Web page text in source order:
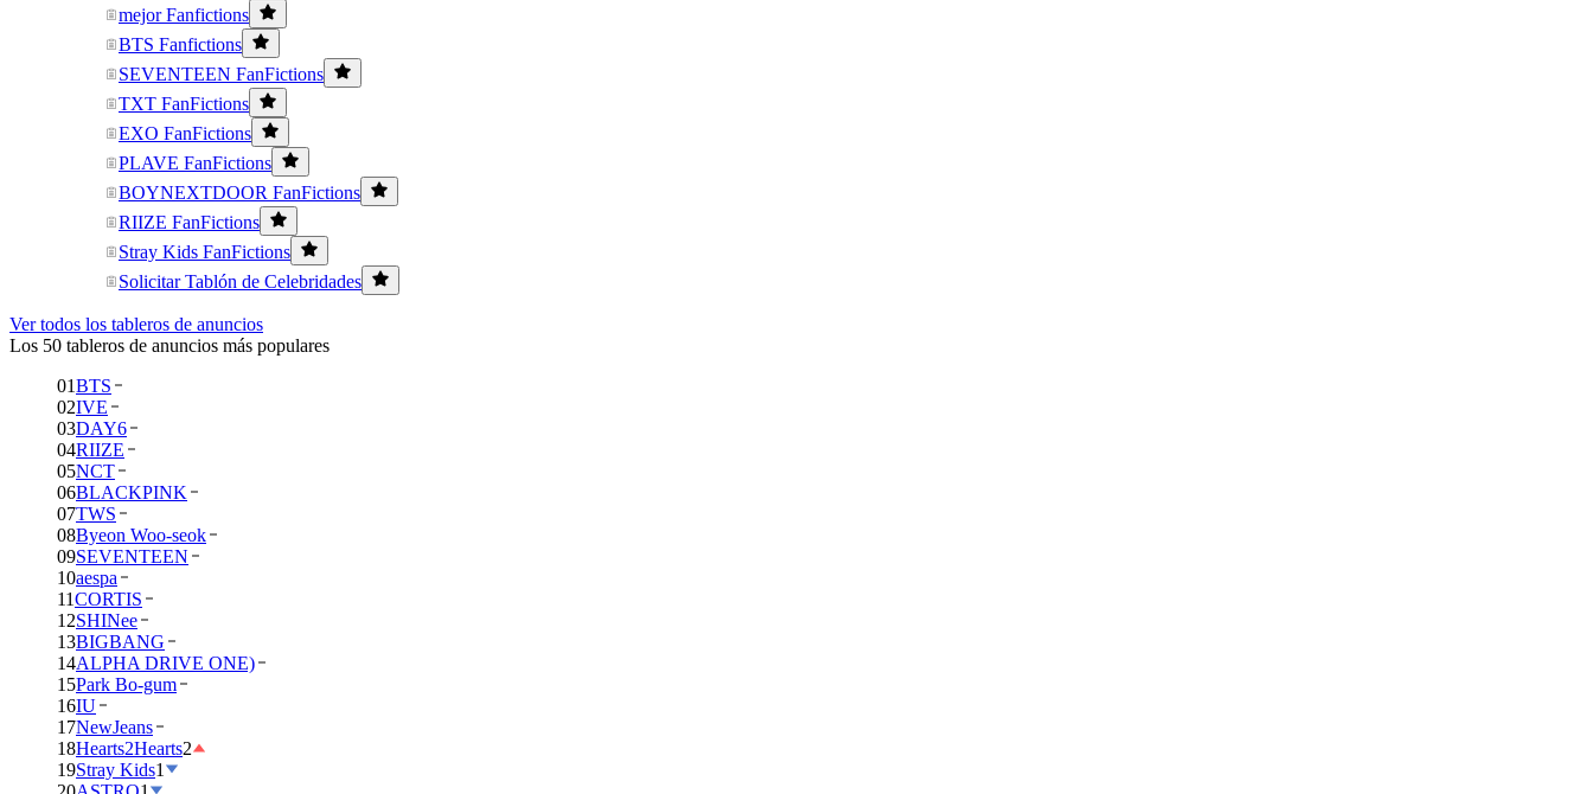
mejor Fanfictions
BTS Fanfictions
SEVENTEEN FanFictions
TXT FanFictions
EXO FanFictions
PLAVE FanFictions
BOYNEXTDOOR FanFictions
RIIZE FanFictions
Stray Kids FanFictions
Solicitar Tablón de Celebridades
Ver todos los tableros de anuncios
Los 50 tableros de anuncios más populares
01BTS
02IVE
03DAY6
04RIIZE
05NCT
06BLACKPINK
07TWS
08Byeon Woo-seok
09SEVENTEEN
10aespa
11CORTIS
12SHINee
13BIGBANG
14ALPHA DRIVE ONE)
15Park Bo-gum
16IU
17NewJeans
18Hearts2Hearts2
19Stray Kids1